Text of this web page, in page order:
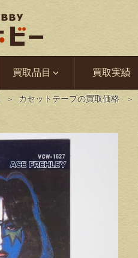
買取品目 買取実績
カセットテープの買取価格